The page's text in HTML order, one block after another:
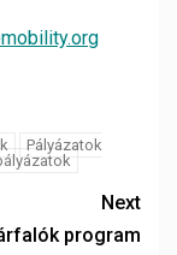
Pályázatok
Next
program